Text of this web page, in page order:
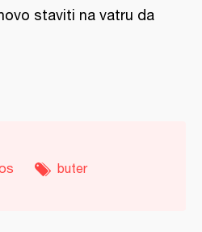
staviti na vatru da
buter